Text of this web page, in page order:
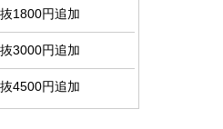
1800円追加
3000円追加
4500円追加